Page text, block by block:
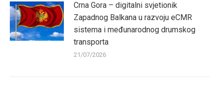
Crna Gora – digitalni svjetionik
Zapadnog Balkana u razvoju eCMR
sistema i međunarodnog drumskog
transporta
21/07/2026